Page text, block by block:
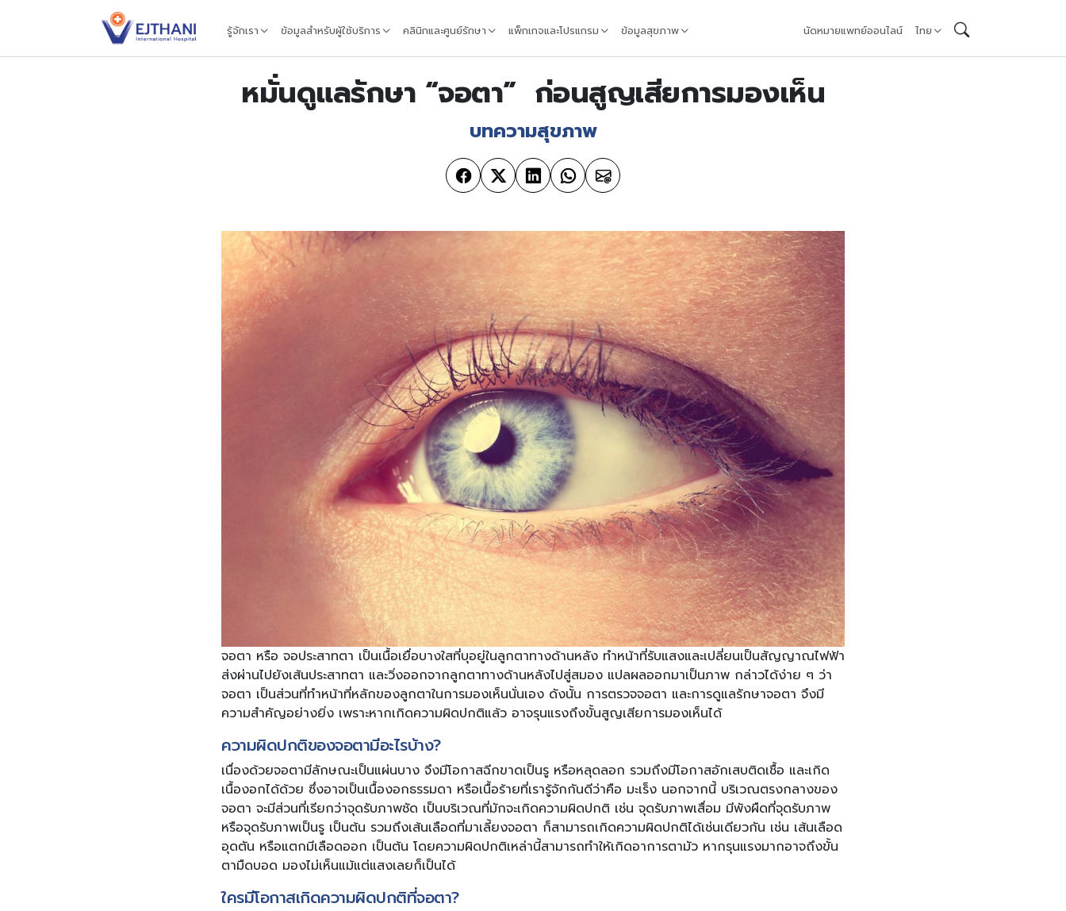
รู้จักเรา ข้อมูลสำหรับผู้ใช้บริการ คลินิกและศูนย์รักษา แพ็กเกจและโปรแกรม ข้อมูลสุขภาพ นัดหมายแพทย์ออนไลน์ ไทย
หมั่นดูแลรักษา “จอตา” ก่อนสูญเสียการมองเห็น
บทความสุขภาพ
จอตา หรือ จอประสาทตา เป็นเนื้อเยื่อบางใสที่บุอยู่ในลูกตาทางด้านหลัง ทำหน้าที่รับแสงและเปลี่ยนเป็นสัญญาณไฟฟ้า
ส่งผ่านไปยังเส้นประสาทตา และวิ่งออกจากลูกตาทางด้านหลังไปสู่สมอง แปลผลออกมาเป็นภาพ กล่าวได้ง่าย ๆ ว่า
จอตา เป็นส่วนที่ทำหน้าที่หลักของลูกตาในการมองเห็นนั่นเอง ดังนั้น การตรวจจอตา และการดูแลรักษาจอตา จึงมี
ความสำคัญอย่างยิ่ง เพราะหากเกิดความผิดปกติแล้ว อาจรุนแรงถึงขั้นสูญเสียการมองเห็นได้
ความผิดปกติของจอตามีอะไรบ้าง?
เนื่องด้วยจอตามีลักษณะเป็นแผ่นบาง จึงมีโอกาสฉีกขาดเป็นรู หรือหลุดลอก รวมถึงมีโอกาสอักเสบติดเชื้อ และเกิด
เนื้องอกได้ด้วย ซึ่งอาจเป็นเนื้องอกธรรมดา หรือเนื้อร้ายที่เรารู้จักกันดีว่าคือ มะเร็ง นอกจากนี้ บริเวณตรงกลางของ
จอตา จะมีส่วนที่เรียกว่าจุดรับภาพชัด เป็นบริเวณที่มักจะเกิดความผิดปกติ เช่น จุดรับภาพเสื่อม มีพังผืดที่จุดรับภาพ
หรือจุดรับภาพเป็นรู เป็นต้น รวมถึงเส้นเลือดที่มาเลี้ยงจอตา ก็สามารถเกิดความผิดปกติได้เช่นเดียวกัน เช่น เส้นเลือด
อุดตัน หรือแตกมีเลือดออก เป็นต้น โดยความผิดปกติเหล่านี้สามารถทำให้เกิดอาการตามัว หากรุนแรงมากอาจถึงขั้น
ตามืดบอด มองไม่เห็นแม้แต่แสงเลยก็เป็นได้
ใครมีโอกาสเกิดความผิดปกติที่จอตา?